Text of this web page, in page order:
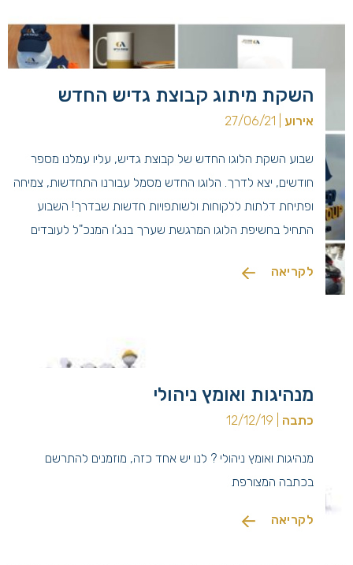
השקת מיתוג קבוצת גדיש החדש
אירוע
שבוע השקת הלוגו החדש של קבוצת גדיש, עליו עמלנו מספר
חודשים, יצא לדרך. הלוגו החדש מסמל עבורנו התחדשות, צמיחה
ופתיחת דלתות ללקוחות ולשותפויות חדשות שבדרך! השבוע
התחיל בחשיפת הלוגו המרגשת שערך בנג'ו המנכ"ל לעובדים
יחד איתנו. במקביל דאגנו להחלפת השלטים במשרדים ובאתרים,
לקריאה
מנהיגות ואומץ ניהולי
כתבה
מנהיגות ואומץ ניהולי ? לנו יש אחד כזה, מוזמנים להתרשם
בכתבה המצורפת
לקריאה